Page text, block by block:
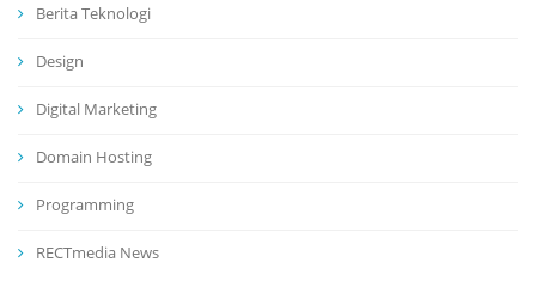
Berita Teknologi
Design
Digital Marketing
Domain Hosting
Programming
RECTmedia News